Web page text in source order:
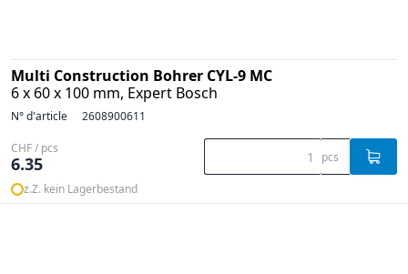
Multi Construction Bohrer CYL-9 MC
6 x 60 x 100 mm, Expert Bosch
N° d'article 2608900611
CHF / pcs
6.35 pcs
z.Z. kein Lagerbestand